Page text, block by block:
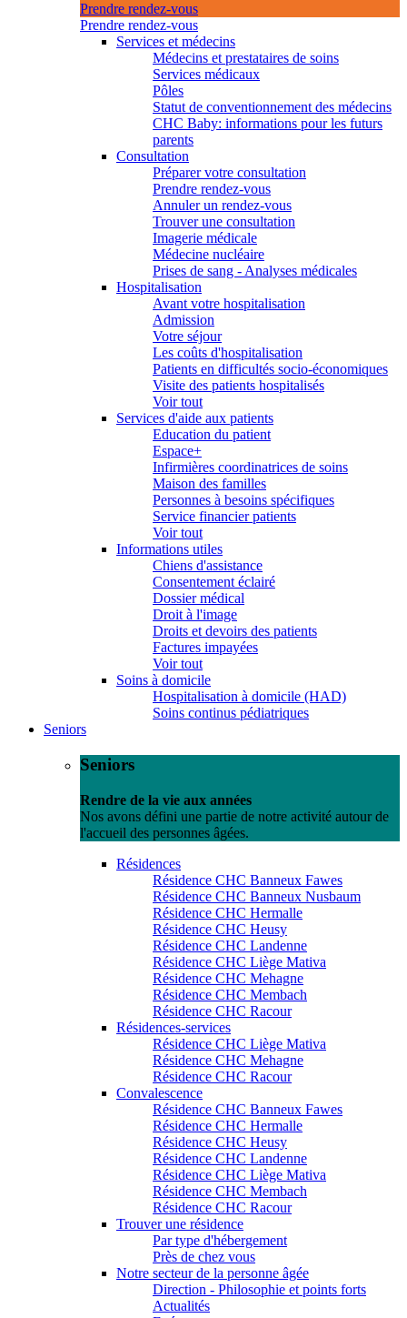
Prendre rendez-vous
Prendre rendez-vous
Services et médecins
Médecins et prestataires de soins
Services médicaux
Pôles
Statut de conventionnement des médecins
CHC Baby: informations pour les futurs
parents
Consultation
Préparer votre consultation
Prendre rendez-vous
Annuler un rendez-vous
Trouver une consultation
Imagerie médicale
Médecine nucléaire
Prises de sang - Analyses médicales
Hospitalisation
Avant votre hospitalisation
Admission
Votre séjour
Les coûts d'hospitalisation
Patients en difficultés socio-économiques
Visite des patients hospitalisés
Voir tout
Services d'aide aux patients
Education du patient
Espace+
Infirmières coordinatrices de soins
Maison des familles
Personnes à besoins spécifiques
Service financier patients
Voir tout
Informations utiles
Chiens d'assistance
Consentement éclairé
Dossier médical
Droit à l'image
Droits et devoirs des patients
Factures impayées
Voir tout
Soins à domicile
Hospitalisation à domicile (HAD)
Soins continus pédiatriques
Seniors
Seniors
Rendre de la vie aux années
Nos avons défini une partie de notre activité autour de
l'accueil des personnes âgées.
Résidences
Résidence CHC Banneux Fawes
Résidence CHC Banneux Nusbaum
Résidence CHC Hermalle
Résidence CHC Heusy
Résidence CHC Landenne
Résidence CHC Liège Mativa
Résidence CHC Mehagne
Résidence CHC Membach
Résidence CHC Racour
Résidences-services
Résidence CHC Liège Mativa
Résidence CHC Mehagne
Résidence CHC Racour
Convalescence
Résidence CHC Banneux Fawes
Résidence CHC Hermalle
Résidence CHC Heusy
Résidence CHC Landenne
Résidence CHC Liège Mativa
Résidence CHC Membach
Résidence CHC Racour
Trouver une résidence
Par type d'hébergement
Près de chez vous
Notre secteur de la personne âgée
Direction - Philosophie et points forts
Actualités